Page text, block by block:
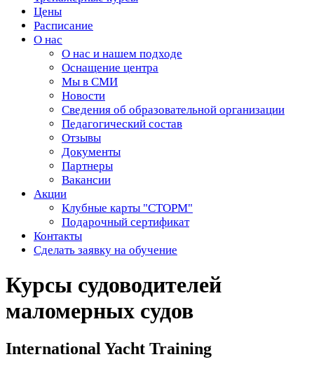
Цены
Расписание
О нас
О нас и нашем подходе
Оснащение центра
Мы в СМИ
Новости
Сведения об образовательной организации
Педагогический состав
Отзывы
Документы
Партнеры
Вакансии
Акции
Клубные карты "СТОРМ"
Подарочный сертификат
Контакты
Сделать заявку на обучение
Курсы судоводителей
маломерных судов
International Yacht Training